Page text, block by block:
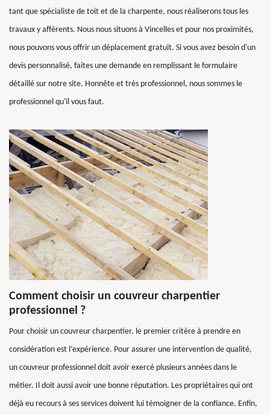
tant que spécialiste de toit et de la charpente, nous réaliserons tous les
travaux y afférents. Nous nous situons à Vincelles et pour nos proximités,
nous pouvons vous offrir un déplacement gratuit. Si vous avez besoin d'un
devis personnalisé, faites une demande en remplissant le formulaire
détaillé sur notre site. Honnête et très professionnel, nous sommes le
professionnel qu'il vous faut.
Comment choisir un couvreur charpentier
professionnel ?
Pour choisir un couvreur charpentier, le premier critère à prendre en
considération est l’expérience. Pour assurer une intervention de qualité,
un couvreur professionnel doit avoir exercé plusieurs années dans le
métier. Il doit aussi avoir une bonne réputation. Les propriétaires qui ont
déjà eu recours à ses services doivent lui témoigner de la confiance. Enfin,